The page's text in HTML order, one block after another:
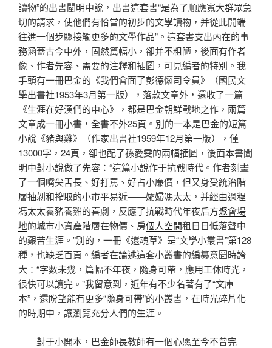
讀物”的出書闡明中說，出書這套書“是為了順應寬大群眾急
切的請求，使他們有恰當的初步的文學讀物，并從此開端
往進一個步驟接觸更多的文學作品”。這套書支出內在的事
務涵蓋古今中外，固然篇幅小，卻并不粗陋，後面有作者
像、作者先容、需要的注釋和插圖，可見編者的特別。我
手頭有一冊巴金的《我們會面了彭德懷司令員》（國民文
學出書社1953年3月第一版），落款文章外，還收了一篇
《生涯在好漢們的中心》，都是巴金朝鮮戰地之作，兩篇
文章成一冊小書，全書不外25頁。別的一本是巴金的短篇
小說《豬與雞》（作家出書社1959年12月第一版），僅
13000字，24頁，卻也配了孫愛雯的兩幅插圖，後面本書闡
明中對小說做了先容：“這篇小說作于抗戰時代。作者刻畫
了一個嘴尖舌長、好打罵、好占小廉價，但又身受統治階
層抽剝和搾取的小市平易近——孀婦馮太太，并經由過程
馮太太養豬養雞的喜劇，反應了抗戰時代年夜后方聚會場
地的城市小資產階層在物價、房個人空間租日日低落聲中
的艱苦生涯。”別的，一冊《還魂草》是“文學小叢書”第128
種，也缺乏百頁。編者在論述這套小叢書的編纂意圖時誇
大：“字數未幾，篇幅不年夜，隨身可帶，應用工休時光，
很快可以讀完。”我留意到，近年有不少名著有了“文庫
本”，還盼望能有更多“隨身可帶”的小叢書，在時光碎片化
的時期中，讓瀏覽充分人們的生涯。
對于小開本，巴金師長教師有一個心愿至今不曾完